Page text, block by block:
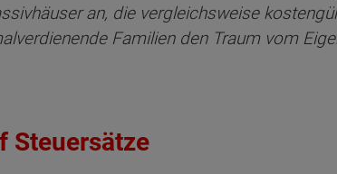
an, die vergleichsweise
Familien den Traum vom
Steuersätze